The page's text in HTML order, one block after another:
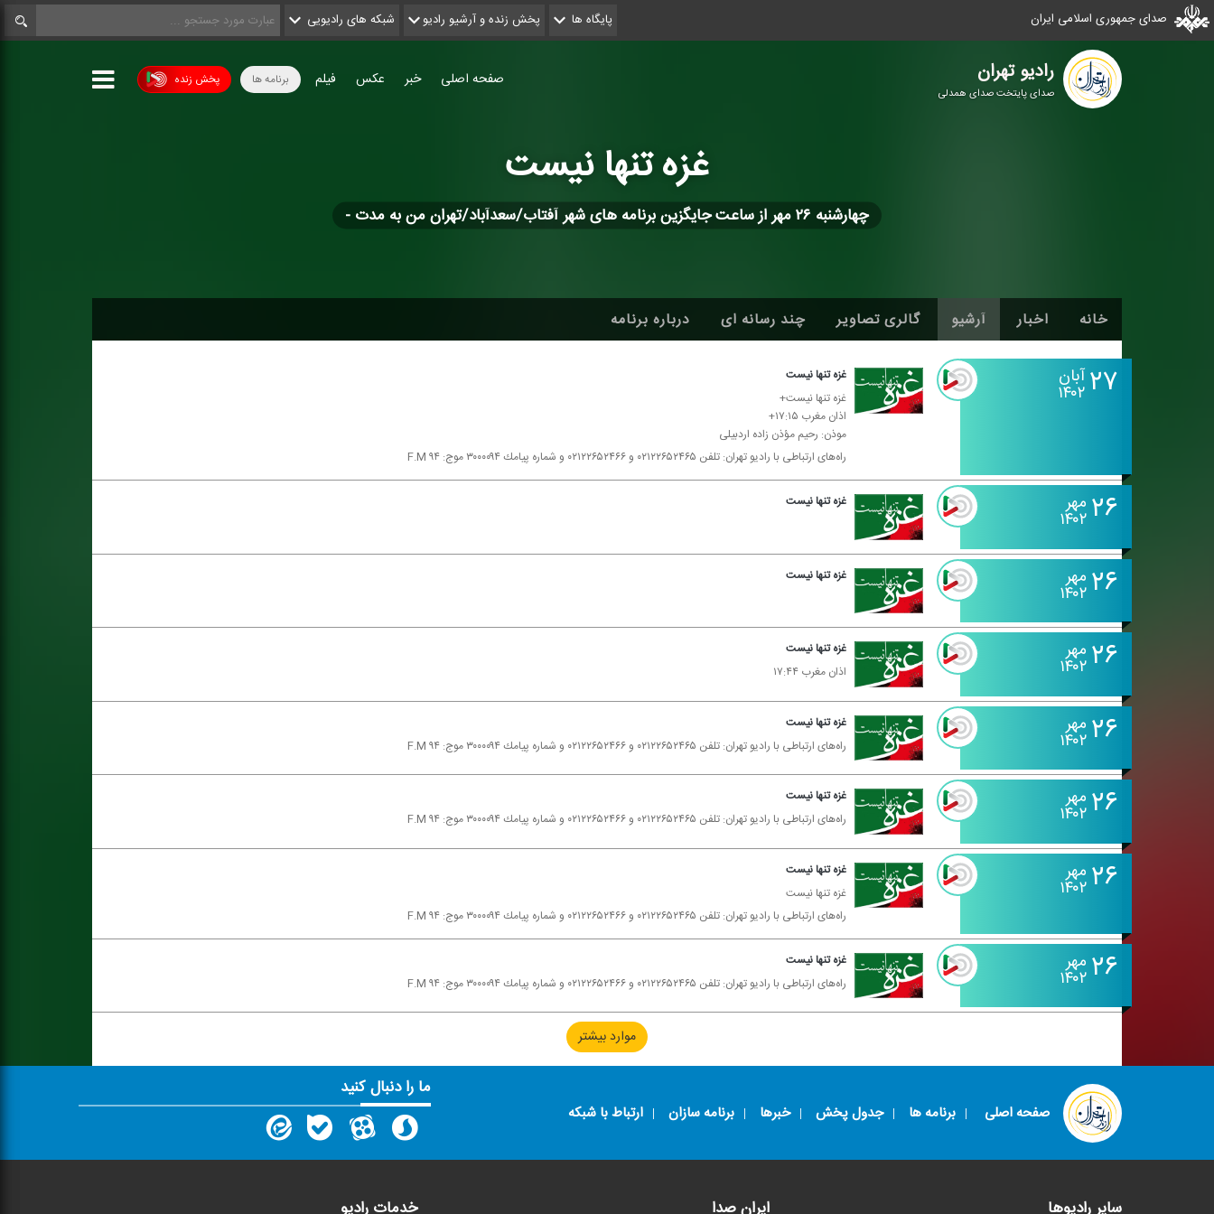
صدای جمهوری اسلامی ایران پایگاه ها پخش زنده و آرشیو رادیو شبکه های رادیویی
رادیو تهران
صدای پایتخت صدای همدلی
پخش زنده برنامه ها صفحه اصلی خبر عکس فیلم
غزه تنها نیست
چهارشنبه ۲۶ مهر از ساعت جایگزین برنامه های شهر آفتاب/سعدآباد/تهران من به مدت -
خانه اخبار آرشیو گالری تصاویر چند رسانه ای درباره برنامه
۲۷آبان
۱۴۰۲
غزه تنها نیست
غزه تنها نیست+
اذان مغرب ۱۷:۱۵+
موذن: رحیم مؤذن زاده اردبیلی
راه‌های ارتباطی با رادیو تهران: تلفن ۰۲۱۲۲۶۵۲۴۶۵ و ۰۲۱۲۲۶۵۲۴۶۶ و شماره پیامك ۳۰۰۰۰۹۴ موج: F.M ۹۴
۲۶ مهر
۱۴۰۲
غزه تنها نیست
۲۶ مهر
۱۴۰۲
غزه تنها نیست
۲۶ مهر
۱۴۰۲
غزه تنها نیست
اذان مغرب ۱۷:۴۴
۲۶ مهر
۱۴۰۲
غزه تنها نیست
راه‌های ارتباطی با رادیو تهران: تلفن ۰۲۱۲۲۶۵۲۴۶۵ و ۰۲۱۲۲۶۵۲۴۶۶ و شماره پیامك ۳۰۰۰۰۹۴ موج: F.M ۹۴
۲۶ مهر
۱۴۰۲
غزه تنها نیست
راه‌های ارتباطی با رادیو تهران: تلفن ۰۲۱۲۲۶۵۲۴۶۵ و ۰۲۱۲۲۶۵۲۴۶۶ و شماره پیامك ۳۰۰۰۰۹۴ موج: F.M ۹۴
۲۶ مهر
۱۴۰۲
غزه تنها نیست
غزه تنها نیست
راه‌های ارتباطی با رادیو تهران: تلفن ۰۲۱۲۲۶۵۲۴۶۵ و ۰۲۱۲۲۶۵۲۴۶۶ و شماره پیامك ۳۰۰۰۰۹۴ موج: F.M ۹۴
۲۶ مهر
۱۴۰۲
غزه تنها نیست
راه‌های ارتباطی با رادیو تهران: تلفن ۰۲۱۲۲۶۵۲۴۶۵ و ۰۲۱۲۲۶۵۲۴۶۶ و شماره پیامك ۳۰۰۰۰۹۴ موج: F.M ۹۴
موارد بیشتر
صفحه اصلی برنامه ها جدول پخش خبرها برنامه سازان ارتباط با شبکه
ما را دنبال کنید
سایر رادیوها ایران صدا خدمات رادیو